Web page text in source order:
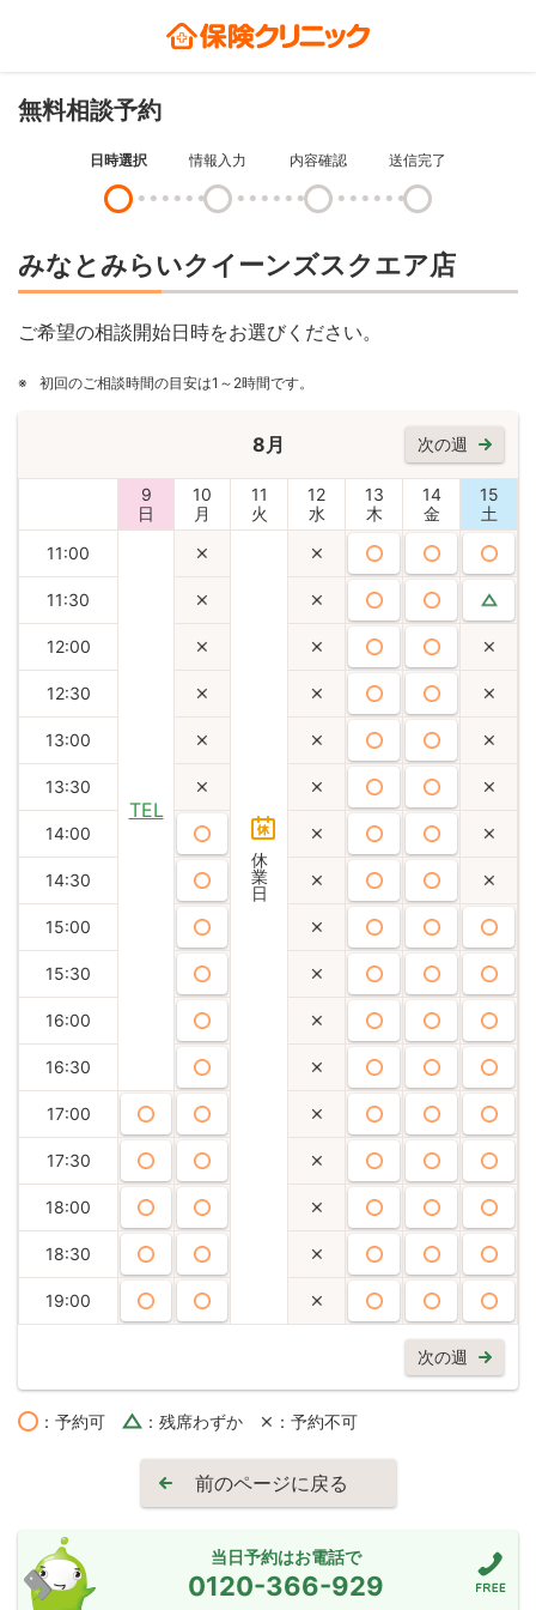
無料相談予約
日時選択 情報入力 内容確認 送信完了
みなとみらいクイーンズスクエア店
ご希望の相談開始日時をお選びください。
※ 初回のご相談時間の目安は1～2時間です。
次の週
8月
9
日
10
月
11
火
12
水
13
木
14
金
15
土
11:00
TEL
休
業
日
11:30
12:00
12:30
13:00
13:30
14:00
14:30
15:00
15:30
16:00
16:30
17:00
17:30
18:00
18:30
19:00
次の週
：予約可 ：残席わずか ：予約不可
前のページに戻る
当日予約はお電話で
0120-366-929